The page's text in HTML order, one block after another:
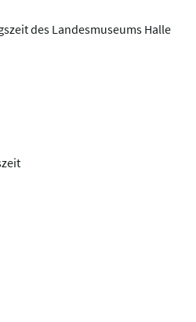
des Landesmuseums Halle